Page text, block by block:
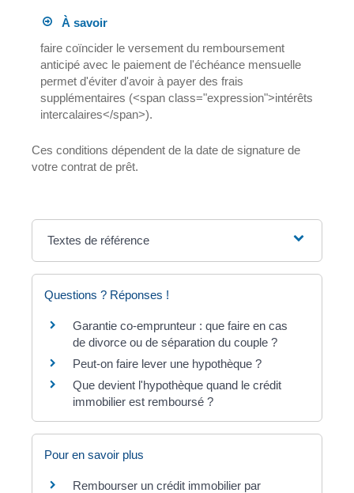
À savoir
faire coïncider le versement du remboursement
anticipé avec le paiement de l'échéance mensuelle
permet d'éviter d'avoir à payer des frais
supplémentaires (<span class="expression">intérêts
intercalaires</span>).
Ces conditions dépendent de la date de signature de
votre contrat de prêt.
Textes de référence
Questions ? Réponses !
Garantie co-emprunteur : que faire en cas
de divorce ou de séparation du couple ?
Peut-on faire lever une hypothèque ?
Que devient l'hypothèque quand le crédit
immobilier est remboursé ?
Pour en savoir plus
Rembourser un crédit immobilier par